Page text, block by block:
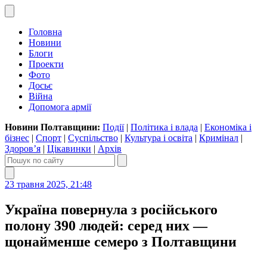
Головна
Новини
Блоги
Проекти
Фото
Досьє
Війна
Допомога армії
Новини Полтавщини: Події| Політика і влада | Економіка і
бізнес | Спорт | Суспільство | Культура і освіта | Кримінал |
Здоров’я | Цікавинки | Архів
23 травня 2025, 21:48
Україна повернула з російського
полону 390 людей: серед них —
щонайменше семеро з Полтавщини